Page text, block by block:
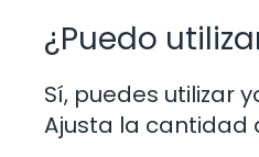
¿Puedo
Sí, puedes utilizar
Ajusta la cantidad